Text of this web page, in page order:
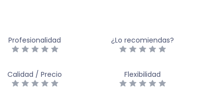
Profesionalidad ¿Lo recomiendas?
Calidad / Precio Flexibilidad